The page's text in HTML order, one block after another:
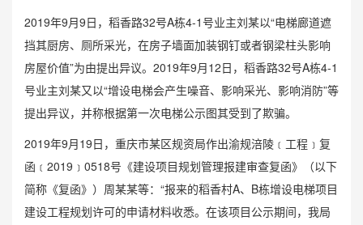
2019年9月9日，稻香路32号A栋4-1号业主刘某以“电梯廊道遮
挡其厨房、厕所采光，在房子墙面加装钢钉或者钢梁柱头影响
房屋价值”为由提出异议。2019年9月12日，稻香路32号A栋4-1
号业主刘某又以“增设电梯会产生噪音、影响采光、影响消防”等
提出异议，并称根据第一次电梯公示图其受到了欺骗。
2019年9月19日，重庆市某区规资局作出渝规涪陵﹝工程﹞复
函﹝2019﹞0518号《建设项目规划管理报建审查复函》（以下
简称《复函》）周某某等：“报来的稻香村A、B栋增设电梯项目
建设工程规划许可的申请材料收悉。在该项目公示期间，我局